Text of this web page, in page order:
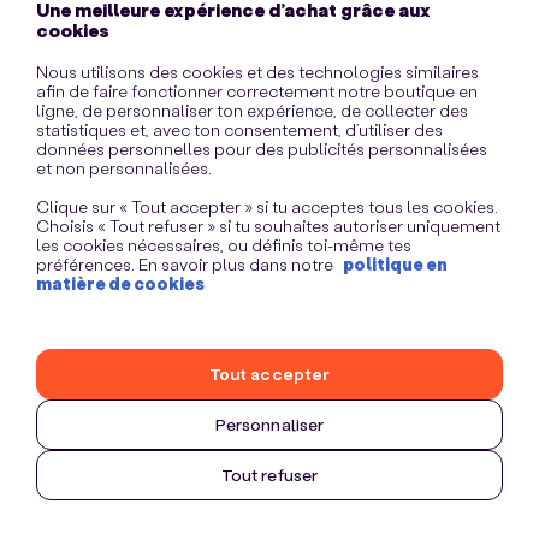
Une meilleure expérience d’achat grâce aux
cookies
Nous utilisons des cookies et des technologies similaires
afin de faire fonctionner correctement notre boutique en
ligne, de personnaliser ton expérience, de collecter des
statistiques et, avec ton consentement, d’utiliser des
données personnelles pour des publicités personnalisées
et non personnalisées.
Clique sur « Tout accepter » si tu acceptes tous les cookies.
Choisis « Tout refuser » si tu souhaites autoriser uniquement
les cookies nécessaires, ou définis toi-même tes
préférences. En savoir plus dans notre politique en
matière de cookies
Personnaliser
Tout refuser
Tout accepter